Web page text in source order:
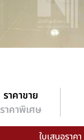
ราคาขาย
ราคาพิเศษ